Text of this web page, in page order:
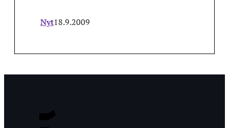
Nyt18.9.2009